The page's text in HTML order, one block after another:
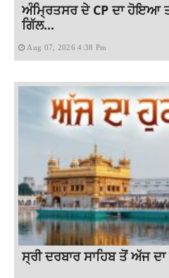
ਅੰਮ੍ਰਿਤਸਰ ਦੇ CP ਦਾ ਹੋਇਆ
ਗਿੱਲ...
Aug 07, 2026 4:38 Pm
ਸ੍ਰੀ ਦਰਬਾਰ ਸਾਹਿਬ ਤੋਂ ਅੱਜ